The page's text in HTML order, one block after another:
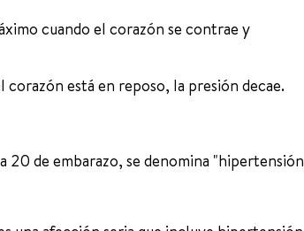
cuando el corazón se contrae y
está en reposo, la presión decae.
20 de embarazo, se denomina "hipertensión